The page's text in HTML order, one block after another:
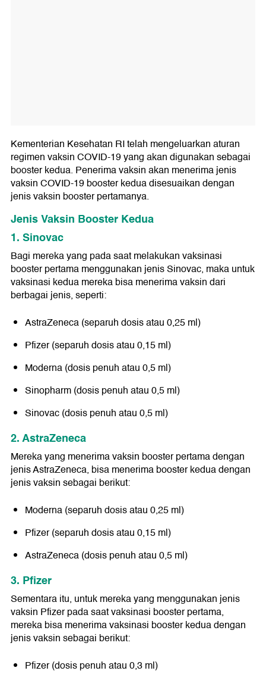
Kementerian Kesehatan RI telah mengeluarkan aturan
regimen vaksin COVID-19 yang akan digunakan sebagai
booster kedua. Penerima vaksin akan menerima jenis
vaksin COVID-19 booster kedua disesuaikan dengan
jenis vaksin booster pertamanya.
Jenis Vaksin Booster Kedua
1. Sinovac
Bagi mereka yang pada saat melakukan vaksinasi
booster pertama menggunakan jenis Sinovac, maka untuk
vaksinasi kedua mereka bisa menerima vaksin dari
berbagai jenis, seperti:
AstraZeneca (separuh dosis atau 0,25 ml)
Pfizer (separuh dosis atau 0,15 ml)
Moderna (dosis penuh atau 0,5 ml)
Sinopharm (dosis penuh atau 0,5 ml)
Sinovac (dosis penuh atau 0,5 ml)
2. AstraZeneca
Mereka yang menerima vaksin booster pertama dengan
jenis AstraZeneca, bisa menerima booster kedua dengan
jenis vaksin sebagai berikut:
Moderna (separuh dosis atau 0,25 ml)
Pfizer (separuh dosis atau 0,15 ml)
AstraZeneca (dosis penuh atau 0,5 ml)
3. Pfizer
Sementara itu, untuk mereka yang menggunakan jenis
vaksin Pfizer pada saat vaksinasi booster pertama,
mereka bisa menerima vaksinasi booster kedua dengan
jenis vaksin sebagai berikut:
Pfizer (dosis penuh atau 0,3 ml)